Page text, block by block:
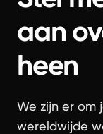
aan
heen
We zijn er om
wereldwijde